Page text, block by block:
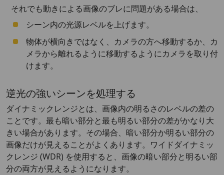
それでも動きによる画像のブレに問題がある場合は、
シーン内の光源レベルを上げます。
物体が横向きではなく、カメラの方へ移動するか、カ
メラから離れるように移動するようにカメラを取り付
けます。
逆光の強いシーンを処理する
ダイナミックレンジとは、画像内の明るさのレベルの差の
ことです。最も暗い部分と最も明るい部分の差がかなり大
きい場合があります。その場合、暗い部分か明るい部分の
画像だけが見えることがよくあります。ワイドダイナミッ
クレンジ (WDR) を使用すると、画像の暗い部分と明るい部
分の両方が見えるようになります。